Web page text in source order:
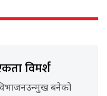
विमर्श
बनेको